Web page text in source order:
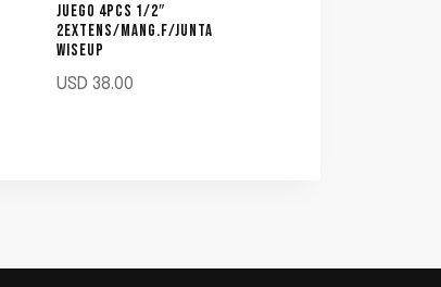
JUEGO 4PCS 1/2″
2EXTENS/MANG.F/JUNTA
WISEUP
USD 38.00